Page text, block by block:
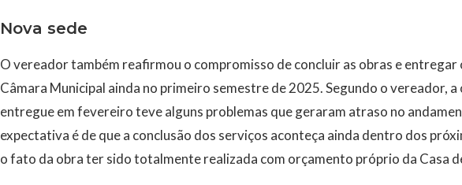
Nova sede
O vereador também reafirmou o compromisso de concluir as obras e entregar
Câmara Municipal ainda no primeiro semestre de 2025. Segundo o vereador,
entregue em fevereiro teve alguns problemas que geraram atraso no
expectativa é de que a conclusão dos serviços aconteça ainda dentro dos
o fato da obra ter sido totalmente realizada com orçamento próprio da Casa